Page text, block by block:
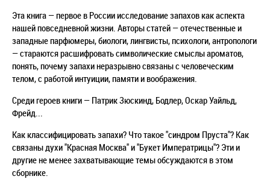
Эта книга — первое в России исследование запахов как аспекта
нашей повседневной жизни. Авторы статей — отечественные и
западные парфюмеры, биологи, лингвисты, психологи, антропологи
— стараются расшифровать символические смыслы ароматов,
понять, почему запахи неразрывно связаны с человеческим
телом, с работой интуиции, памяти и воображения.
Среди героев книги — Патрик Зюскинд, Бодлер, Оскар Уайльд,
Фрейд...
Как классифицировать запахи? Что такое "синдром Пруста"? Как
связаны духи "Красная Москва" и "Букет Императрицы"? Эти и
другие не менее захватывающие темы обсуждаются в этом
сборнике.